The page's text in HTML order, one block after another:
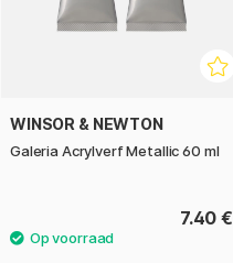
WINSOR & NEWTON
Galeria Acrylverf Metallic 60 ml
7.40 €